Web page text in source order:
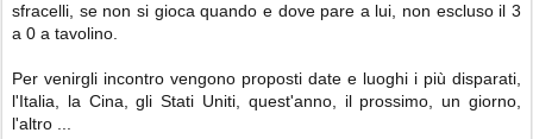
sfracelli, se non si gioca quando e dove pare a lui, non escluso il 3
a 0 a tavolino.
Per venirgli incontro vengono proposti date e luoghi i più disparati,
l'Italia, la Cina, gli Stati Uniti, quest'anno, il prossimo, un giorno,
l'altro ...